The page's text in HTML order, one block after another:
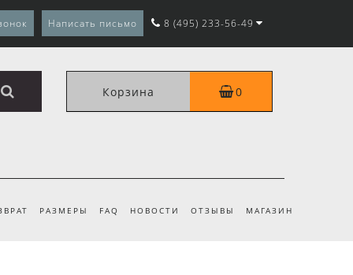
Написать письмо 8 (495) 233-56-49
Корзина 0
РАЗМЕРЫ FAQ НОВОСТИ ОТЗЫВЫ МАГАЗИН